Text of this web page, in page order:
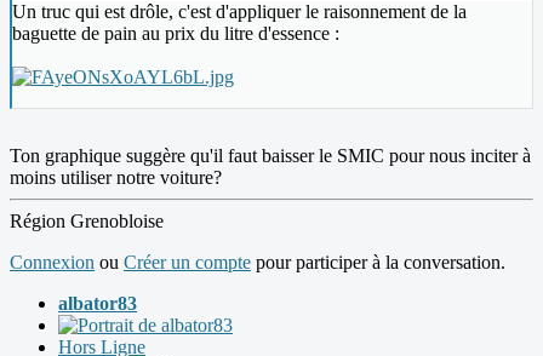
Un truc qui est drôle, c'est d'appliquer le raisonnement de la
baguette de pain au prix du litre d'essence :
Ton graphique suggère qu'il faut baisser le SMIC pour nous inciter à
moins utiliser notre voiture?
Région Grenobloise
Connexion ou Créer un compte pour participer à la conversation.
albator83
Hors Ligne